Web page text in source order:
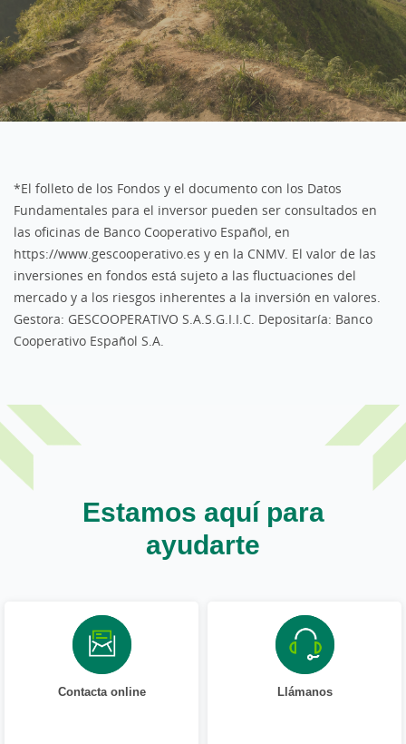
*El folleto de los Fondos y el documento con los Datos
Fundamentales para el inversor pueden ser consultados en
las oficinas de Banco Cooperativo Español, en
https://www.gescooperativo.es y en la CNMV. El valor de las
inversiones en fondos está sujeto a las fluctuaciones del
mercado y a los riesgos inherentes a la inversión en valores.
Gestora: GESCOOPERATIVO S.A.S.G.I.I.C. Depositaría: Banco
Cooperativo Español S.A.
Estamos aquí para
ayudarte
Contacta online Llámanos